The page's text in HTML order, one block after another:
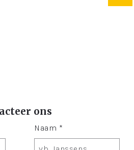
ons
Naam *